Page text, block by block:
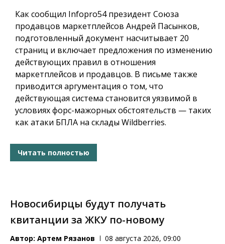
Как сообщил Infopro54президент Союза
продавцов маркетплейсов Андрей Пасынков,
подготовленный документ насчитывает 20
страниц и включает предложения по изменению
действующих правил в отношения
маркетплейсов и продавцов. В письме также
приводится аргументация о том, что
действующая система становится уязвимой в
условиях форс-мажорных обстоятельств — таких
как атаки БПЛА на склады Wildberries.
Читать полностью
Новосибирцы будут получать
квитанции за ЖКУ по-новому
Автор: Артем Рязанов 08 августа 2026, 09:00